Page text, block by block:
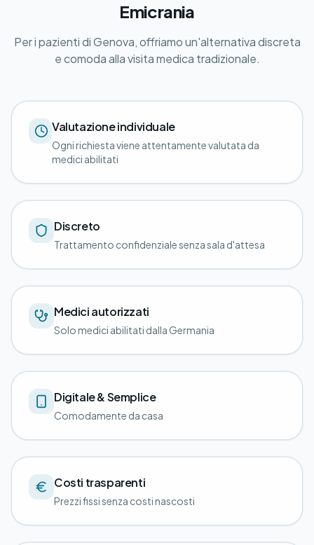
Emicrania
Per i pazienti di Genova, offriamo un'alternativa discreta
e comoda alla visita medica tradizionale.
Valutazione individuale
Ogni richiesta viene attentamente valutata da
medici abilitati
Discreto
Trattamento confidenziale senza sala d'attesa
Medici autorizzati
Solo medici abilitati dalla Germania
Digitale & Semplice
Comodamente da casa
Costi trasparenti
Prezzi fissi senza costi nascosti